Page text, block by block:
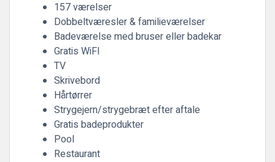
157 værelser
Dobbeltværesler & familieværelser
Badeværelse med bruser eller badekar
Gratis WiFI
TV
Skrivebord
Hårtørrer
Strygejern/strygebræt efter aftale
Gratis badeprodukter
Pool
Restaurant